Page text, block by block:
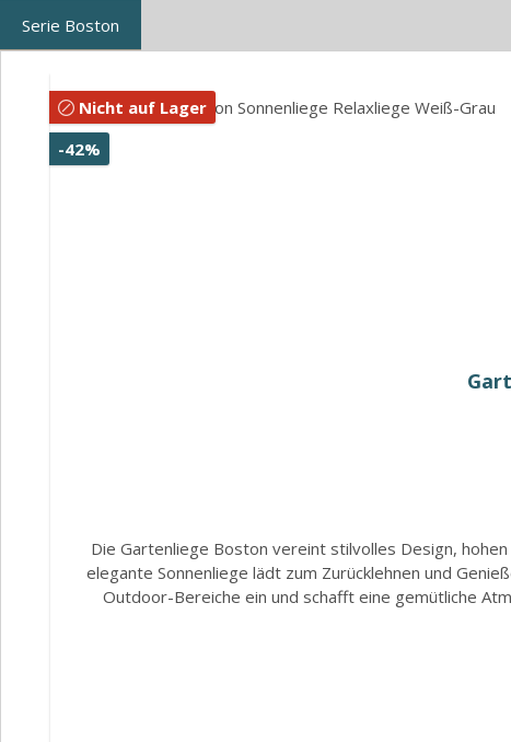
Serie Boston
Nicht auf Lager
-42%
Die Gartenliege Boston vereint stilvolles Design,
elegante Sonnenliege lädt zum Zurücklehnen und
Outdoor-Bereiche ein und schafft eine gemütliche
einem stilvollen Blickfang. Für besonderen Komfort